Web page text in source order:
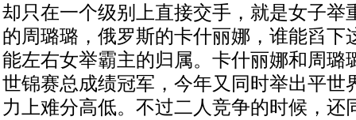
却只在一个级别上直接交手，就是女子举
的周璐璐，俄罗斯的卡什丽娜，谁能舀下
能左右女举霸主的归属。卡什丽娜和周璐
世锦赛总成绩冠军，今年又同时举出平世
力上难分高低。不过二人竞争的时候，还